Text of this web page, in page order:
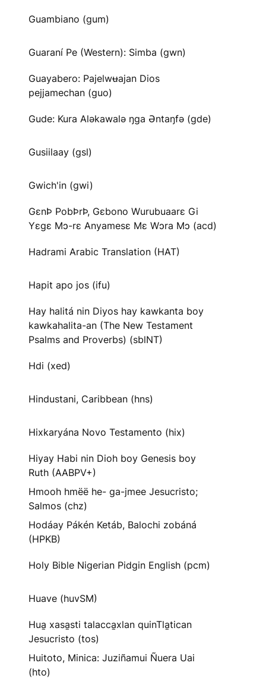
Guambiano (gum)
Guaraní Pe (Western): Simba (gwn)
Guayabero: Pajelwʉajan Dios
pejjamechan (guo)
Gude: Kura Aləkawalə ŋga Əntaŋfə (gde)
Gusiilaay (gsl)
Gwich'in (gwi)
GɛnÞ PobÞrÞ, Gɛbono Wurubuaarɛ Gi
Yɛgɛ Mɔ-rɛ Anyamesɛ Mɛ Wɔra Mɔ (acd)
Hadrami Arabic Translation (HAT)
Hapit apo jos (ifu)
Hay halitá nin Diyos hay kawkanta boy
kawkahalita-an (The New Testament
Psalms and Proverbs) (sblNT)
Hdi (xed)
Hindustani, Caribbean (hns)
Hixkaryána Novo Testamento (hix)
Hiyay Habi nin Dioh boy Genesis boy
Ruth (AABPV+)
Hmooh hmëë he- ga-jmee Jesucristo;
Salmos (chz)
Hodáay Pákén Ketáb, Balochi zobáná
(HPKB)
Holy Bible Nigerian Pidgin English (pcm)
Huave (huvSM)
Hua̱ xasa̱sti talacca̱xlan quinTla̱tican
Jesucristo (tos)
Huitoto, Minica: Juziñamui Ñuera Uai
(hto)